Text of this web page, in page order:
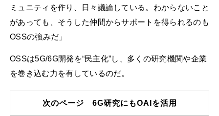
ミュニティを作り、日々議論している。わからないこと
があっても、そうした仲間からサポートを得られるのも
OSSの強みだ」
OSSは5G/6G開発を“民主化”し、多くの研究機関や企業
を巻き込む力を有しているのだ。
次のページ 6G研究にもOAIを活用